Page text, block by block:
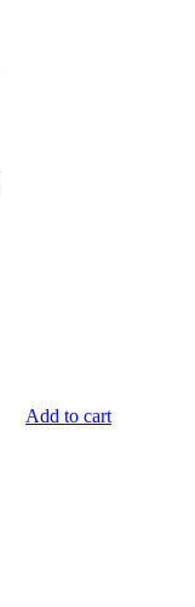
Add to cart